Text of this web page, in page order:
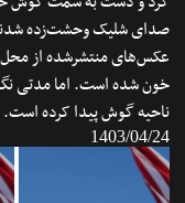
صدای شلیک وحشت‌زده
عکس‌های منتشرشده از
خون شده است. اما
ناحیه گوش پیدا کرده است.
1403/04/24